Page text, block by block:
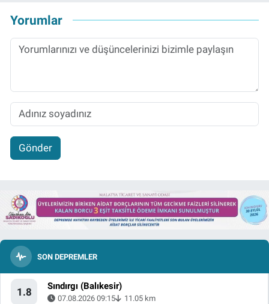
Yorumlar
Gönder
SON DEPREMLER
1.8 Sındırgı (Balıkesir)
07.08.2026 09:15 11.05 km